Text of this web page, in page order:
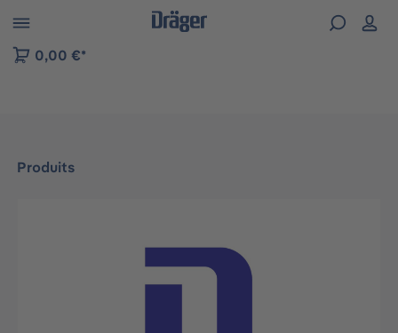
to B2B platform navigation
0,00 €*
Produits
Ignorer la galerie d'images